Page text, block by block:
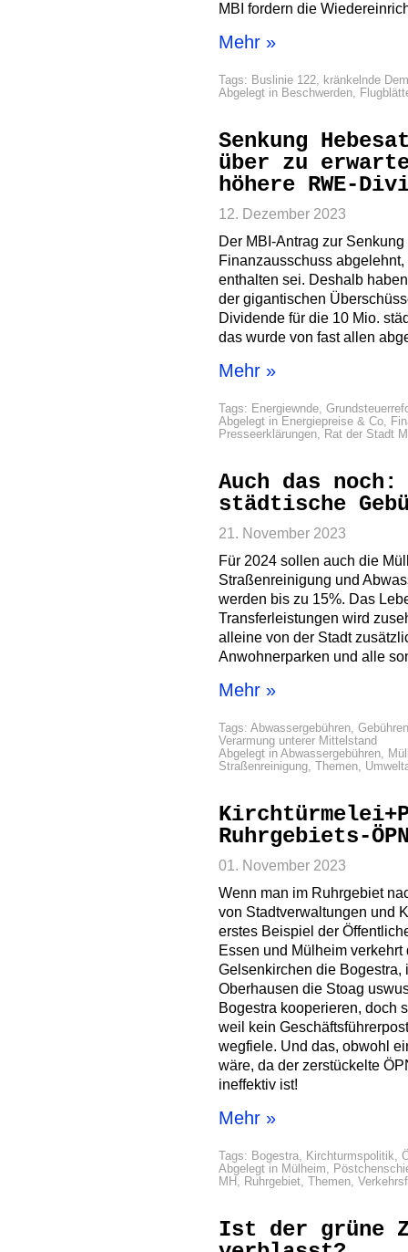
MBI fordern die
Mehr »
Tags: Buslinie 122, kränkelnde
Abgelegt in Beschwerden,
Senkung
über zu
höhere RWE-
12. Dezember 2023
Der MBI-Antrag zur
Finanzausschuss
enthalten sei. Deshalb
der gigantischen
Dividende für die 10 Mio.
das wurde von fast allen
Mehr »
Tags: Energiewnde,
Abgelegt in Energiepreise & Co,
Presseerklärungen, Rat der Stadt
Auch das noch:
städtische
21. November 2023
Für 2024 sollen auch die
Straßenreinigung und
werden bis zu 15%. Das
Transferleistungen wird
alleine von der Stadt
Anwohnerparken und alle
Mehr »
Tags: Abwassergebühren,
Verarmung unterer Mittelstand
Abgelegt in Abwassergebühren,
Straßenreinigung, Themen,
Ruhrgebiets-
01. November 2023
Wenn man im Ruhrgebiet
von Stadtverwaltungen und
erstes Beispiel der
Essen und Mülheim
Gelsenkirchen die Bogestra,
Oberhausen die Stoag
Bogestra kooperieren, doch
weil kein
wegfiele. Und das, obwohl
wäre, da der zerstückelte
ineffektiv ist!
Mehr »
Tags: Bogestra, Kirchturmspolitik,
Abgelegt in Mülheim,
MH , Ruhrgebiet, Themen,
Ist der grüne